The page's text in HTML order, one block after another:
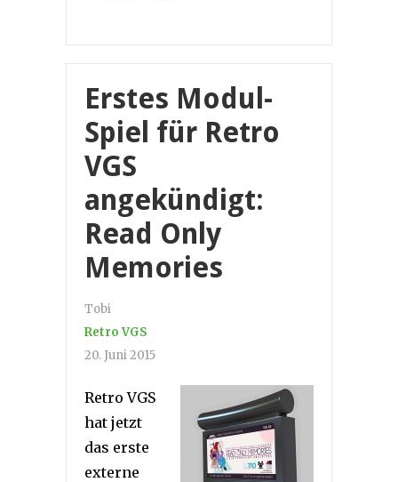
Erstes Modul-
Spiel für Retro
VGS
angekündigt:
Read Only
Memories
Tobi
Retro VGS
20. Juni 2015
Retro VGS
hat jetzt
das erste
externe